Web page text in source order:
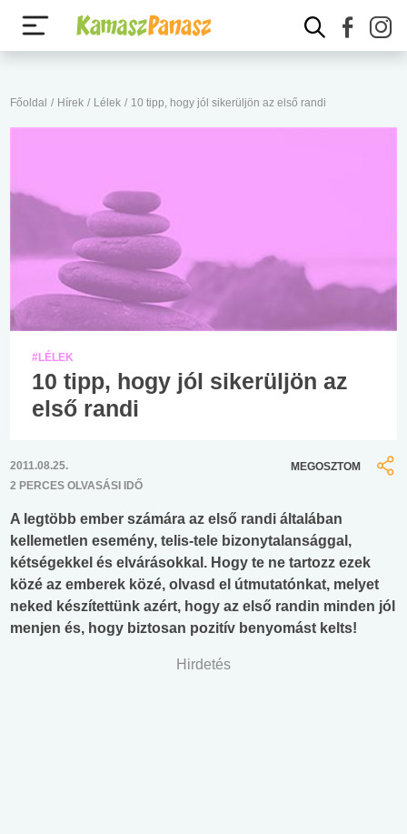
Főoldal / Hírek / Lélek / 10 tipp, hogy jól sikerüljön az első randi
#LÉLEK
10 tipp, hogy jól sikerüljön az
első randi
2011.08.25.
2 PERCES OLVASÁSI IDŐ
MEGOSZTOM
A legtöbb ember számára az első randi általában
kellemetlen esemény, telis-tele bizonytalansággal,
kétségekkel és elvárásokkal. Hogy te ne tartozz ezek
közé az emberek közé, olvasd el útmutatónkat, melyet
neked készítettünk azért, hogy az első randin minden jól
menjen és, hogy biztosan pozitív benyomást kelts!
Hirdetés